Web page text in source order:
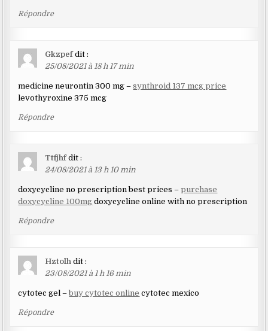
Répondre
Gkzpef dit :
25/08/2021 à 18 h 17 min
medicine neurontin 300 mg –synthroid 137 mcg price
levothyroxine 375 mcg
Répondre
Ttfjhf dit :
24/08/2021 à 13 h 10 min
doxycycline no prescription best prices –purchase
doxycycline 100mg doxycycline online with no prescription
Répondre
Hztolh dit :
23/08/2021 à 1 h 16 min
cytotec gel –buy cytotec online cytotec mexico
Répondre